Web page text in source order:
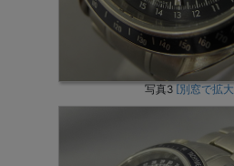
写真3 [別窓で拡大